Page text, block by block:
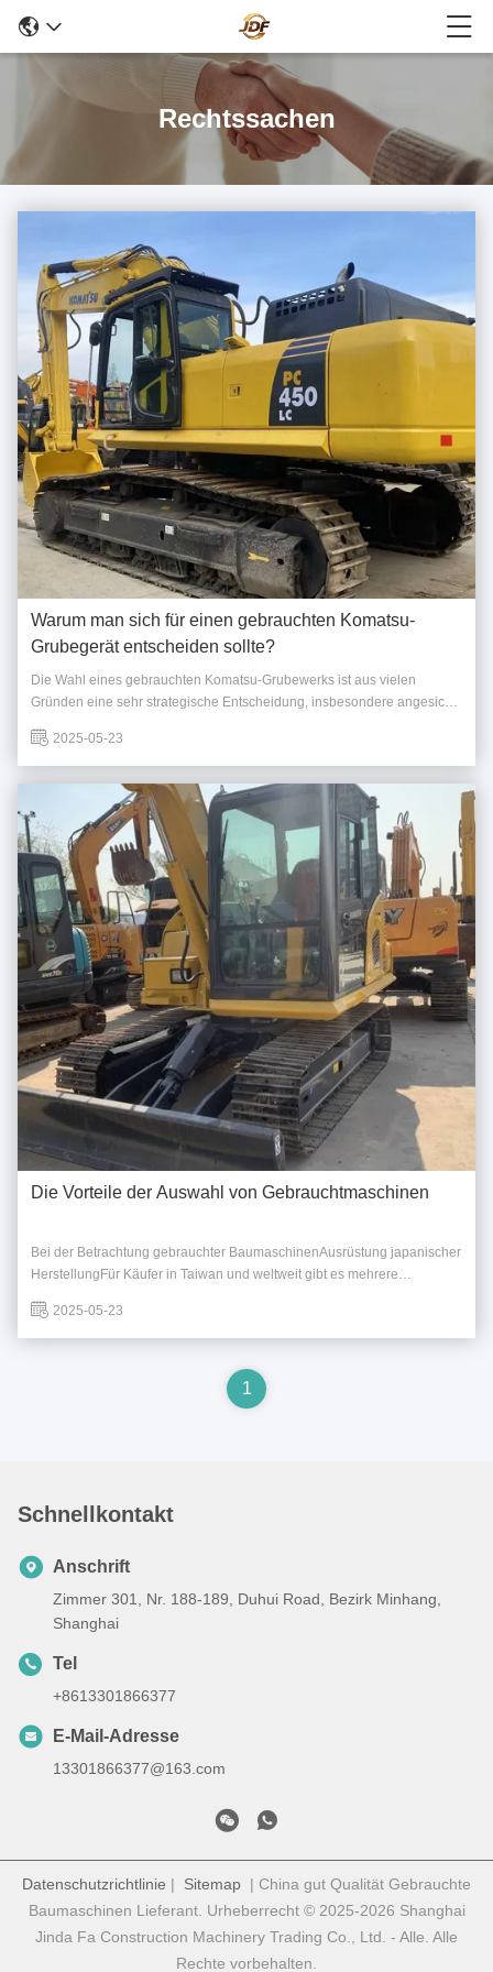
Rechtssachen
Warum man sich für einen gebrauchten Komatsu-
Grubegerät entscheiden sollte?
Die Wahl eines gebrauchten Komatsu-Grubewerks ist aus vielen
Gründen eine sehr strategische Entscheidung, insbesondere angesichts
Taiwan.Hier ist eine Zusammenfassung der wichtigsten Vorteile:
1Unübertroffene Zuverlässigkeit und ...
2025-05-23
Die Vorteile der Auswahl von Gebrauchtmaschinen
Bei der Betrachtung gebrauchter BaumaschinenAusrüstung japanischer
HerstellungFür Käufer in Taiwan und weltweit gibt es mehrere
Baumaschinen entscheidet: 1Unübertroffene Qualität und
Zuverlässigkeit: "Made in Japan" Ruf:Japanische ...
2025-05-23
1
Schnellkontakt
Anschrift
Zimmer 301, Nr. 188-189, Duhui Road, Bezirk Minhang,
Shanghai
Tel
+8613301866377
E-Mail-Adresse
13301866377@163.com
Datenschutzrichtlinie | Sitemap | China gut Qualität Gebrauchte
Baumaschinen Lieferant. Urheberrecht © 2025-2026 Shanghai
Jinda Fa Construction Machinery Trading Co., Ltd. - Alle. Alle
Rechte vorbehalten.